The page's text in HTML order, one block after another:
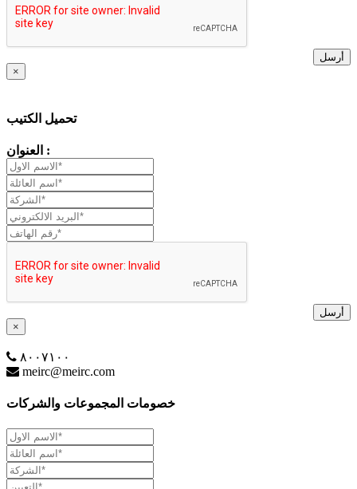
أرسل
×
تحميل الكتيب
العنوان :
أرسل
×
٨٠٠٧١٠٠
meirc@meirc.com
خصومات المجموعات والشركات